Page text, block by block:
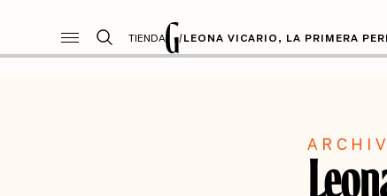
TIENDA /LEONA VICARIO, LA PRIMERA